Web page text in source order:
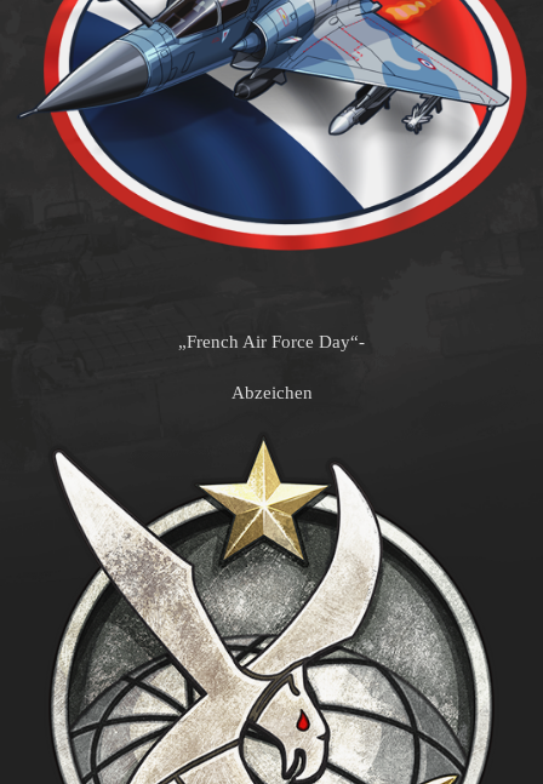
„French Air Force Day“-
Abzeichen